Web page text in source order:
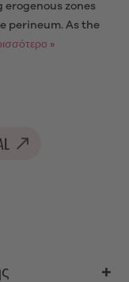
zones
perineum. As the
»